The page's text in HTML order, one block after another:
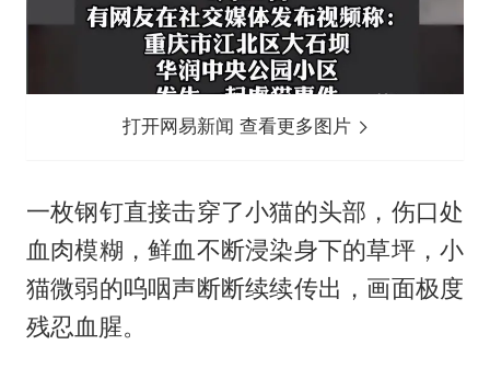
打开网易新闻 查看更多图片
一枚钢钉直接击穿了小猫的头部，伤口处
血肉模糊，鲜血不断浸染身下的草坪，小
猫微弱的呜咽声断断续续传出，画面极度
残忍血腥。